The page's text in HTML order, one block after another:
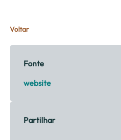
Voltar
Fonte
website
Partilhar